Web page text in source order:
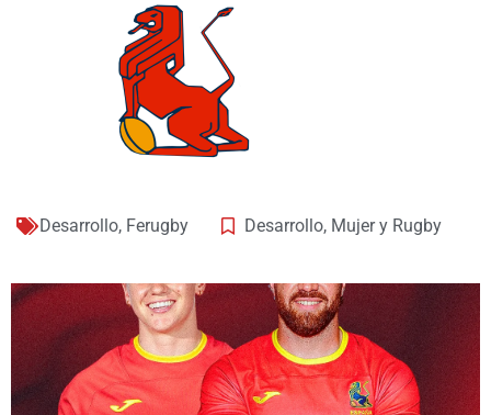
Desarrollo, Ferugby Desarrollo, Mujer y Rugby